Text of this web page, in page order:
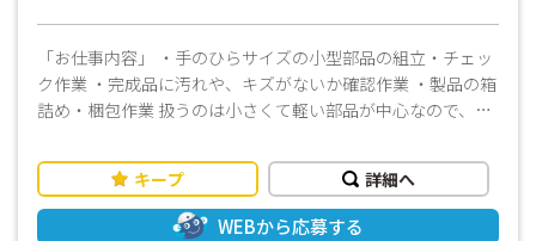
【日勤専属】月収例28万円以上可能
【夜勤専属】月収例32万円以上可能
「お仕事内容」 ・手のひらサイズの小型部品の組立・チェッ
ク作業 ・完成品に汚れや、キズがないか確認作業 ・製品の箱
詰め・梱包作業 扱うのは小さくて軽い部品が中心なので、力
ペースでモクモクと作業に取り組めます 「立ち作業・座り作
業のバランスがちょうどいい」 一日中立ちっぱなし、座りっ
ぱなしではなく、適度に身体を動かしながら働けるお仕事で
キープ 詳細へ
WEBから応募する